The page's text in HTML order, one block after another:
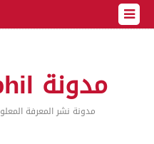
مدونة Tephil التقنية
مدونة نشر المعرفة